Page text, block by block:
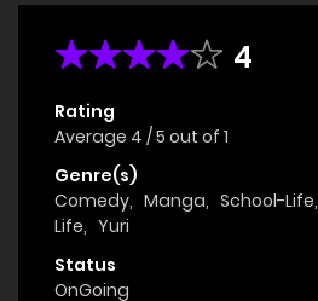
4
Rating
Average 4 /5 out of 1
Genre(s)
Comedy, Manga, School-Life,
Life, Yuri
Status
OnGoing